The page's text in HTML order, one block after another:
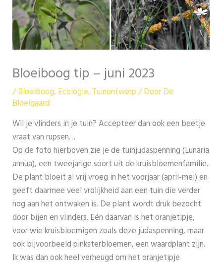
Bloeiboog tip – juni 2023
/Bloeiboog, Ecologie, Tuinontwerp/ DoorDe
Bloeigaard
Wil je vlinders in je tuin? Accepteer dan ook een beetje
vraat van rupsen…
Op de foto hierboven zie je de tuinjudaspenning (Lunaria
annua), een tweejarige soort uit de kruisbloemenfamilie.
De plant bloeit al vrij vroeg in het voorjaar (april-mei) en
geeft daarmee veel vrolijkheid aan een tuin die verder
nog aan het ontwaken is. De plant wordt druk bezocht
door bijen en vlinders. Eén daarvan is het oranjetipje,
voor wie kruisbloemigen zoals deze judaspenning, maar
ook bijvoorbeeld pinksterbloemen, een waardplant zijn.
Ik was dan ook heel verheugd om het oranjetipje